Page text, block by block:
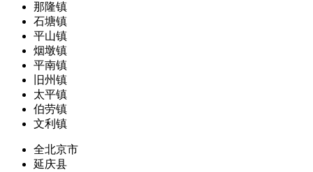
那隆镇
石塘镇
平山镇
烟墩镇
平南镇
旧州镇
太平镇
伯劳镇
文利镇
全北京市
延庆县